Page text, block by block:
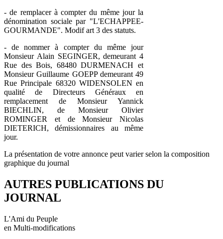
- de remplacer à compter du même jour la
dénomination sociale par "L'ECHAPPEE-
GOURMANDE". Modif art 3 des statuts.
- de nommer à compter du même jour
Monsieur Alain SEGINGER, demeurant 4
Rue des Bois, 68480 DURMENACH et
Monsieur Guillaume GOEPP demeurant 49
Rue Principale 68320 WIDENSOLEN en
qualité de Directeurs Généraux en
remplacement de Monsieur Yannick
BIECHLIN, de Monsieur Olivier
ROMINGER et de Monsieur Nicolas
DIETERICH, démissionnaires au même
jour.
La présentation de votre annonce peut varier selon la composition
graphique du journal
AUTRES PUBLICATIONS DU
JOURNAL
L'Ami du Peuple
en Multi-modifications